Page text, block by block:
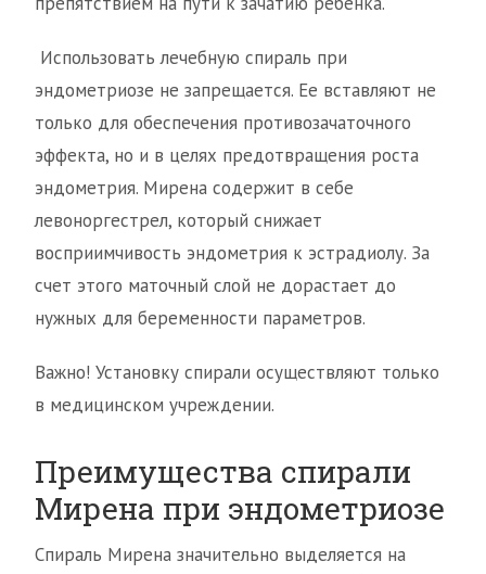
Использовать лечебную спираль при
эндометриозе не запрещается. Ее вставляют не
только для обеспечения противозачаточного
эффекта, но и в целях предотвращения роста
эндометрия. Мирена содержит в себе
левоноргестрел, который снижает
восприимчивость эндометрия к эстрадиолу. За
счет этого маточный слой не дорастает до
нужных для беременности параметров.
Важно! Установку спирали осуществляют только
в медицинском учреждении.
Преимущества спирали
Мирена при эндометриозе
Спираль Мирена значительно выделяется на